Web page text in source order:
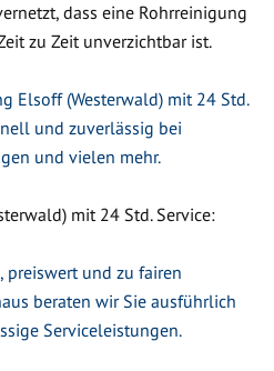
dass eine Rohrreinigung
zu Zeit unverzichtbar ist.
Elsoff (Westerwald) mit 24 Std.
und zuverlässig bei
und vielen mehr.
mit 24 Std. Service:
und zu fairen
beraten wir Sie ausführlich
Serviceleistungen.